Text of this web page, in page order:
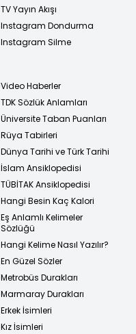
TV Yayın Akışı
Instagram Dondurma
Instagram Silme
Video Haberler
TDK Sözlük Anlamları
Üniversite Taban Puanları
Rüya Tabirleri
Dünya Tarihi ve Türk Tarihi
İslam Ansiklopedisi
TÜBİTAK Ansiklopedisi
Hangi Besin Kaç Kalori
Eş Anlamlı Kelimeler
Sözlüğü
Hangi Kelime Nasıl Yazılır?
En Güzel Sözler
Metrobüs Durakları
Marmaray Durakları
Erkek İsimleri
Kız İsimleri